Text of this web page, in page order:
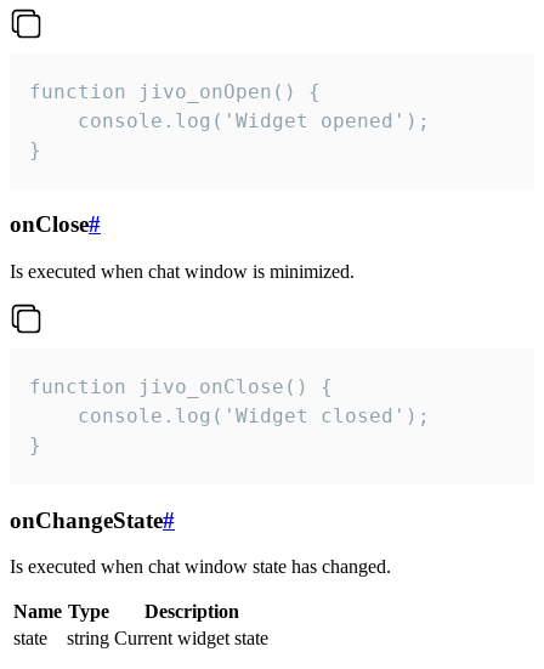
function jivo_onOpen() {
    console.log('Widget opened');
}
onClose#
Is executed when chat window is minimized.
function jivo_onClose() {
    console.log('Widget closed');
}
onChangeState#
Is executed when chat window state has changed.
Name Type
Description
state
string Current widget state